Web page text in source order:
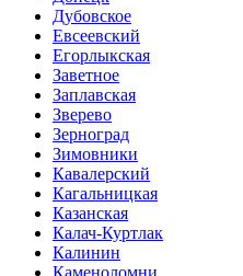
Дубовское
Евсеевский
Егорлыкская
Заветное
Заплавская
Зверево
Зерноград
Зимовники
Кавалерский
Кагальницкая
Казанская
Калач-Куртлак
Калинин